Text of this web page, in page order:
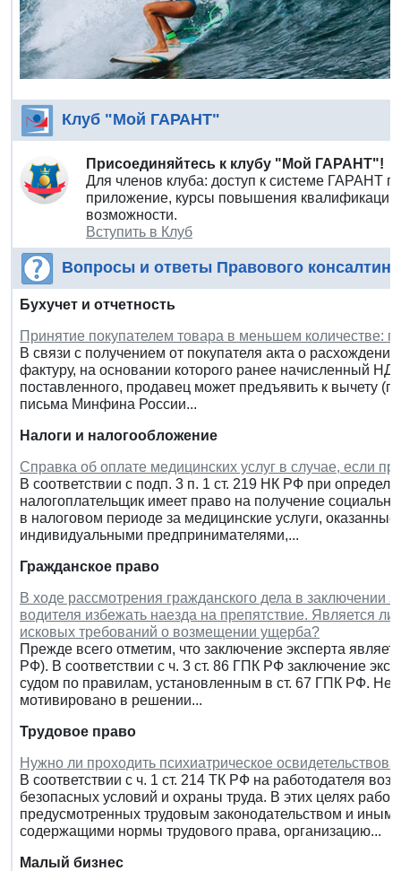
Клуб "Мой ГАРАНТ"
Присоединяйтесь к клубу "Мой ГАРАНТ"!
Для членов клуба: доступ к системе ГАРАНТ
приложение, курсы повышения квалификации
возможности.
Вступить в Клуб
Вопросы и ответы Правового
Бухучет и отчетность
Принятие покупателем товара в меньшем количестве:
В связи с получением от покупателя акта о
фактуру, на основании которого ранее начисленный
поставленного, продавец может предъявить к вычету
письма Минфина России...
Налоги и налогообложение
Справка об оплате медицинских услуг в случае, если
В соответствии с подп. 3 п. 1 ст. 219 НК РФ при
налогоплательщик имеет право на получение
в налоговом периоде за медицинские услуги,
индивидуальными предпринимателями,...
Гражданское право
В ходе рассмотрения гражданского дела в заключении
водителя избежать наезда на препятствие. Является
исковых требований о возмещении ущерба?
Прежде всего отметим, что заключение эксперта
РФ). В соответствии с ч. 3 ст. 86 ГПК РФ заключение
судом по правилам, установленным в ст. 67 ГПК РФ.
мотивировано в решении...
Трудовое право
Нужно ли проходить психиатрическое
В соответствии с ч. 1 ст. 214 ТК РФ на работодателя
безопасных условий и охраны труда. В этих целях
предусмотренных трудовым законодательством и
содержащими нормы трудового права, организацию...
Малый бизнес